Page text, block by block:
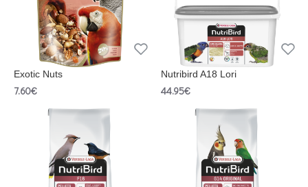
Exotic Nuts
7.60€
Nutribird A18 Lori
44.95€